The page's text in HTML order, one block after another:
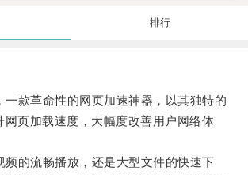
排行
款革命性的网页加速神器，以其独特的
网页加载速度，大幅度改善用户网络体
的流畅播放，还是大型文件的快速下